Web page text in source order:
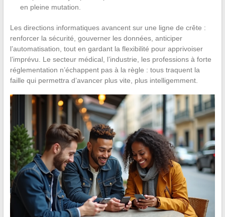
en pleine mutation.
Les directions informatiques avancent sur une ligne de crête :
renforcer la sécurité, gouverner les données, anticiper
l’automatisation, tout en gardant la flexibilité pour apprivoiser
l’imprévu. Le secteur médical, l’industrie, les professions à forte
réglementation n’échappent pas à la règle : tous traquent la
faille qui permettra d’avancer plus vite, plus intelligemment.